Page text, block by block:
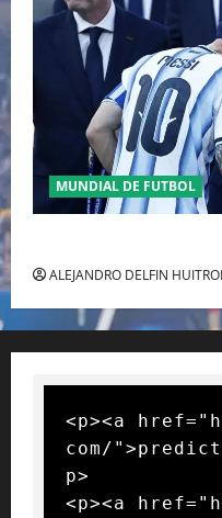
MUNDIAL DE FUTBOL
ALEJANDRO DELFIN
<p><a
com/
p>
<p><a